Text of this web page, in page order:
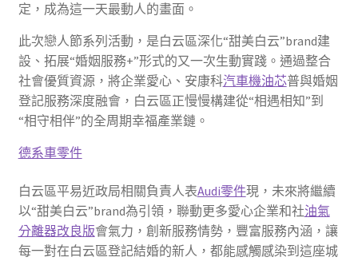
定，成為這一天最動人的畫面。
此次戀人節系列活動，是白云區深化“甜美白云”brand建
設、拓展“婚姻服務+”形式的又一次生動實踐。通過整合
社會優質資源，將企業愛心、安康科汽車機油芯普與婚姻
登記服務深度融會，白云區正慢慢構建從“相遇相知”到
“相守相伴”的全周期幸福產業鏈。
德系車零件
白云區平易近政局相關負責人表Audi零件現，未來將繼續
以“甜美白云”brand為引領，聯動更多愛心企業和社油氣
分離器改良版會氣力，創新服務情勢，豐富服務內涵，讓
每一對在白云區登記結婚的新人，都能感觸感染到這座城